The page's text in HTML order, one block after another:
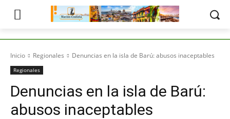
Inicio Regionales Denuncias en la isla de Barú: abusos inaceptables
Regionales
Denuncias en la isla de Barú:
abusos inaceptables